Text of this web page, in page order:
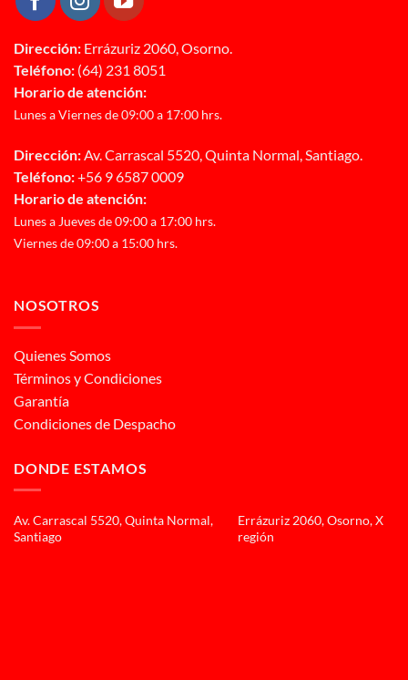
Dirección: Errázuriz 2060, Osorno.
Teléfono: (64) 231 8051
Horario de atención:
Lunes a Viernes de 09:00 a 17:00 hrs.
Dirección: Av. Carrascal 5520, Quinta Normal, Santiago.
Teléfono:+56 9 6587 0009
Horario de atención:
Lunes a Jueves de 09:00 a 17:00 hrs.
Viernes de 09:00 a 15:00 hrs.
NOSOTROS
Quienes Somos
Términos y Condiciones
Garantía
Condiciones de Despacho
DONDE ESTAMOS
Av. Carrascal 5520, Quinta Normal,
Santiago
Errázuriz 2060, Osorno, X
región